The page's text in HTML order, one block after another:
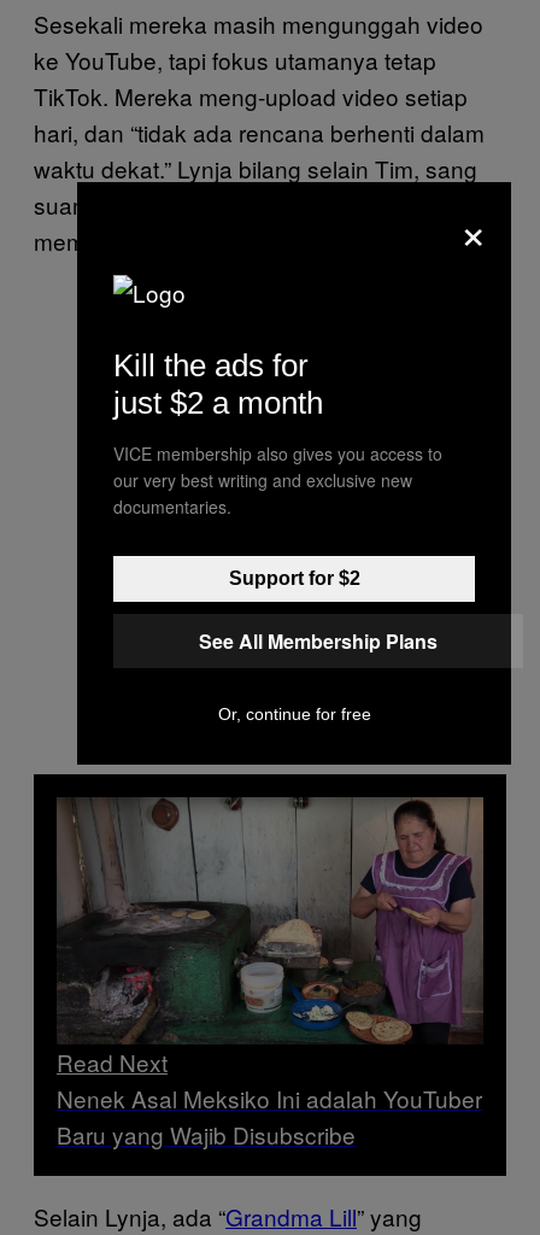
Sesekali mereka masih mengunggah video
ke YouTube, tapi fokus utamanya tetap
TikTok. Mereka meng-upload video setiap
hari, dan “tidak ada rencana berhenti dalam
waktu dekat.” Lynja bilang selain Tim, sang
suami sekarang juga mendukung dan
membantu pembuatan videonya.
Read Next
Nenek Asal Meksiko Ini adalah YouTuber
Baru yang Wajib Disubscribe
Selain Lynja, ada “Grandma Lill” yang
×
Kill the ads for
just $2 a month
VICE membership also gives you access to
our very best writing and exclusive new
documentaries.
Support for $2
See All Membership Plans
Or, continue for free